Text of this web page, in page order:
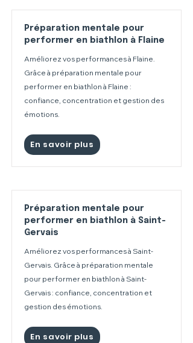
Préparation mentale pour
performer en biathlon à Flaine
Améliorez vos performances à Flaine.
Grâce à préparation mentale pour
performer en biathlon à Flaine :
confiance, concentration et gestion des
émotions.
En savoir plus
Préparation mentale pour
performer en biathlon à Saint-
Gervais
Améliorez vos performances à Saint-
Gervais. Grâce à préparation mentale
pour performer en biathlon à Saint-
Gervais : confiance, concentration et
gestion des émotions.
En savoir plus